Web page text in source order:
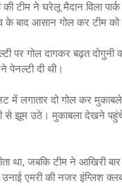
टीम ने घरेलू मैदान विला
के बाद आसान गोल कर टीम को
पर गोल दागकर बढ़त दोगुनी
पेनल्टी दी थी।
लगातार दो गोल कर
झूम उठे। मुकाबला देखने पहुंचे
था, जबकि टीम ने आखिरी
एमरी की नजर इंग्लिश